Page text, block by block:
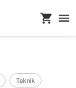
Teknik